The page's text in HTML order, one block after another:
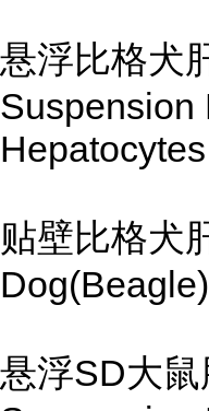
悬浮比格犬
Suspension
Hepatocytes
贴壁比格犬
悬浮SD大